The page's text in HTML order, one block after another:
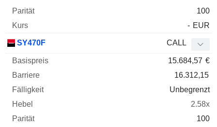
100
- EUR
SY470F CALL
15.684,57 €
16.312,15
Unbegrenzt
2.58x
100